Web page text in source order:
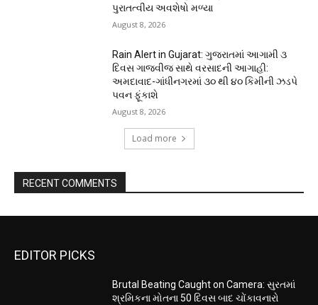
પુરાતત્વીય અવશેષો મળ્યા
August 8, 2026
Rain Alert in Gujarat: ગુજરાતમાં આગામી ૩
દિવસ ગાજવીજ સાથે વરસાદની આગાહી:
અમદાવાદ-ગાંધીનગરમાં ૩૦ થી ૪૦ કિમીની ઝડપે
પવન ફૂંકાશે
August 8, 2026
Load more
RECENT COMMENTS
EDITOR PICKS
Brutal Beating Caught on Camera: સુરતમાં
શ્રમિકના મોતના 50 દિવસ બાદ ચોંકાવનારો